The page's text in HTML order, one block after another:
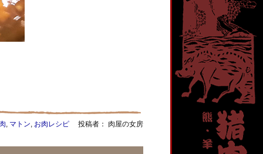
, マトン, お肉レシピ 投稿者： 肉屋の女房